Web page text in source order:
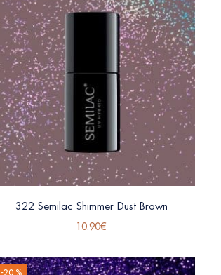
322 Semilac Shimmer Dust Brown
10.90€
-20 %